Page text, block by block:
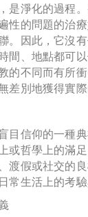
是淨化的過程
性的問題的治
。因此，它沒
間、地點都可
的不同而有所
差別地獲得實際
目信仰的一種典
或哲學上的滿足
渡假或社交的良
常生活上的考驗